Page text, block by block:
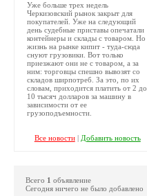
Уже больше трех недель
Черкизовский рынок закрыт для
покупателей. Уже на следующий
день судебные приставы опечатали
контейнеры и склады с товаром. Но
жизнь на рынке кипит - туда-сюда
снуют грузовики. Вот только
приезжают они не с товаром, а за
ним: торговцы спешно вывозят со
складов ширпотреб. За это, по их
словам, приходится платить от 2 до
10 тысяч долларов за машину в
зависимости от ее
грузоподъемности.
Все новости| Добавить новость
Всего 1 объявление
Сегодня ничего не было добавлено